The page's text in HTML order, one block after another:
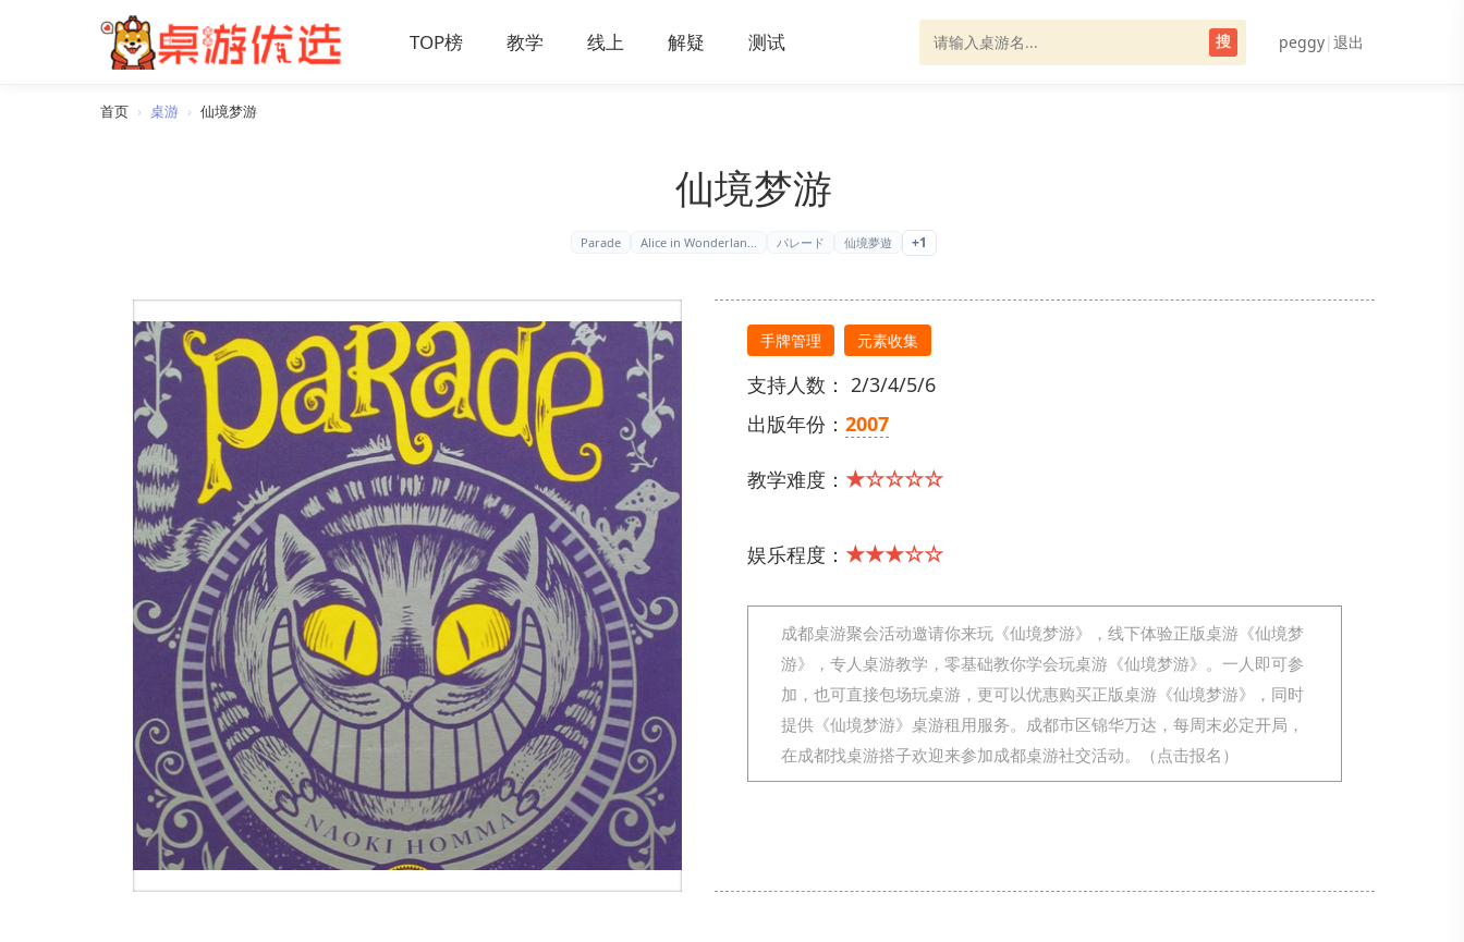
TOP榜 教学 线上 解疑 测试 搜 peggy| 退出
首页 › 桌游 › 仙境梦游
仙境梦游
Parade Alice in Wonderlan… パレード 仙境夢遊 +1
手牌管理 元素收集
支持人数： 2/3/4/5/6
出版年份： 2007
教学难度： ★☆☆☆☆
娱乐程度： ★★★☆☆
成都桌游聚会活动邀请你来玩《仙境梦游》，线下体验正版桌游《仙境梦
游》，专人桌游教学，零基础教你学会玩桌游《仙境梦游》。一人即可参
加，也可直接包场玩桌游，更可以优惠购买正版桌游《仙境梦游》，同时
提供《仙境梦游》桌游租用服务。成都市区锦华万达，每周末必定开局，
在成都找桌游搭子欢迎来参加成都桌游社交活动。（点击报名）